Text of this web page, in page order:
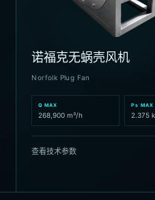
诺福克无蜗壳风机
Norfolk Plug Fan
Q MAX
268,900 m³/h
Ps MAX
2.375
查看技术参数